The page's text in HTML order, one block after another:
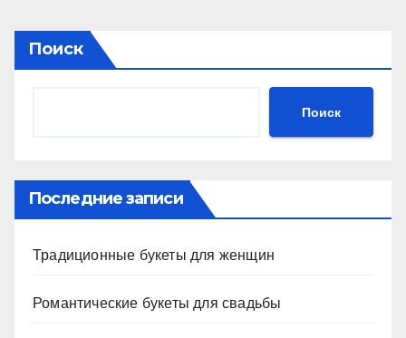
Поиск
Поиск
Последние записи
Традиционные букеты для женщин
Романтические букеты для свадьбы